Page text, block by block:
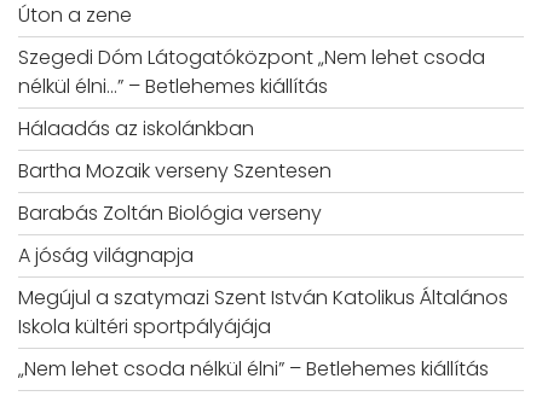
Úton a zene
Szegedi Dóm Látogatóközpont „Nem lehet csoda
nélkül élni…” – Betlehemes kiállítás
Hálaadás az iskolánkban
Bartha Mozaik verseny Szentesen
Barabás Zoltán Biológia verseny
A jóság világnapja
Megújul a szatymazi Szent István Katolikus Általános
Iskola kültéri sportpályájája
„Nem lehet csoda nélkül élni” – Betlehemes kiállítás